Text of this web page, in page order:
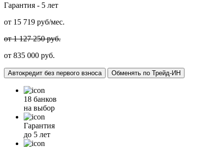
Гарантия - 5 лет
от 15 719 руб/мес.
от 1 127 250 руб.
от 835 000 руб.
Автокредит без первого взноса Обменять по Трейд-ИН
18 банков
на выбор
Гарантия
до 5 лет